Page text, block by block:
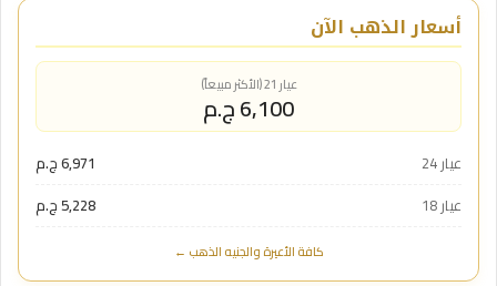
أسعار الذهب الآن
عيار 21 (الأكثر مبيعاً)
6,100 ج.م
عيار 24
6,971 ج.م
عيار 18
5,228 ج.م
كافة الأعيرة والجنيه الذهب ←